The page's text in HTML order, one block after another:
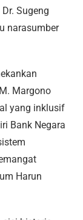
Sugeng
narasumber
Margono
yang inklusif
Bank Negara
Harun